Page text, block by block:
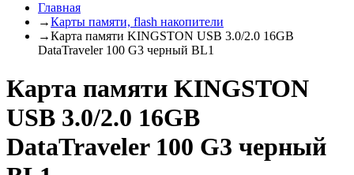
Главная
→Карты памяти, flash накопители
→Карта памяти KINGSTON USB 3.0/2.0 16GB
DataTraveler 100 G3 черный BL1
Карта памяти KINGSTON
USB 3.0/2.0 16GB
DataTraveler 100 G3 черный